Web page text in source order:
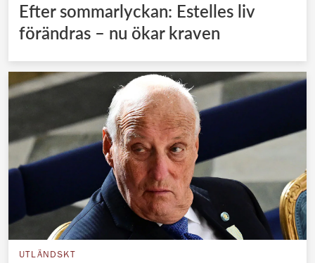
Efter sommarlyckan: Estelles liv
förändras – nu ökar kraven
UTLÄNDSKT